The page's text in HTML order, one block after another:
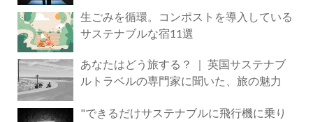
生ごみを循環。コンポストを導入している
サステナブルな宿11選
あなたはどう旅する？ ｜ 英国サステナブ
ルトラベルの専門家に聞いた、旅の魅力
"できるだけサステナブルに飛行機に乗り